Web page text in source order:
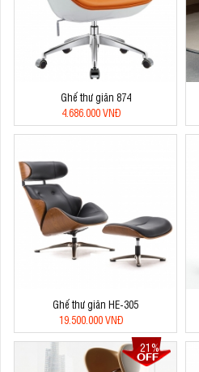
Ghế thư giãn 874
4.686.000 VNĐ
Ghế thư giãn HE-305
19.500.000 VNĐ
21%